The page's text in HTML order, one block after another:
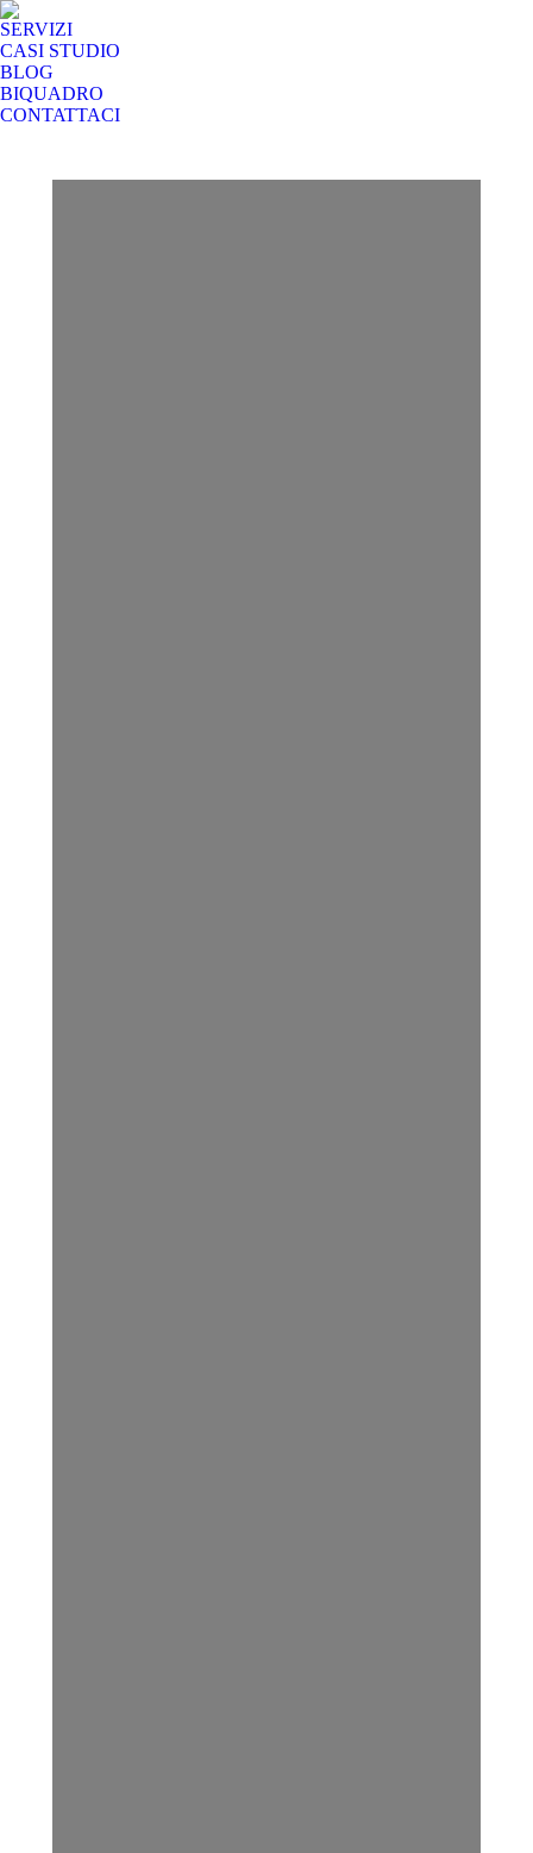
SERVIZI
CASI STUDIO
BLOG
BIQUADRO
CONTATTACI